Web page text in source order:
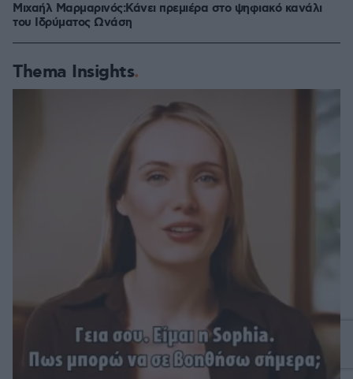
Μιχαήλ Μαρμαρινός:Κάνει πρεμιέρα στο ψηφιακό κανάλι
του Ιδρύματος Ωνάση
Thema Insights